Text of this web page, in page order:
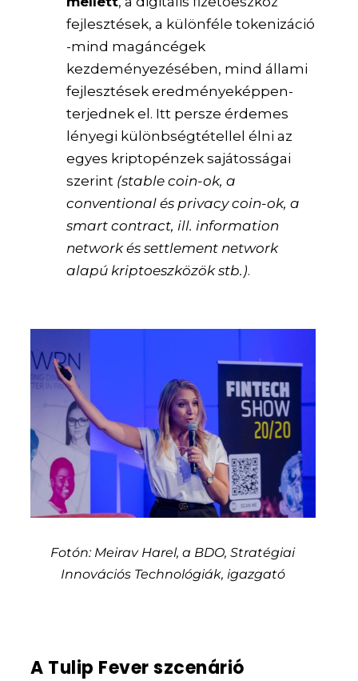
fejlesztések, a különféle tokenizáció
-mind magáncégek
kezdeményezésében, mind állami
fejlesztések eredményeképpen-
terjednek el. Itt persze érdemes
lényegi különbségtétellel élni az
egyes kriptopénzek sajátosságai
szerint (stable coin-ok, a
conventional és privacy coin-ok, a
smart contract, ill. information
network és settlement network
alapú kriptoeszközök stb.).
Fotón: Meirav Harel, a BDO, Stratégiai
Innovációs Technológiák, igazgató
A Tulip Fever szcenárió